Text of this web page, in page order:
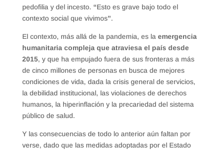
pedofilia y del incesto. “Esto es grave bajo todo el
contexto social que vivimos”.
El contexto, más allá de la pandemia, es la emergencia
humanitaria compleja que atraviesa el país desde
2015, y que ha empujado fuera de sus fronteras a más
de cinco millones de personas en busca de mejores
condiciones de vida, dada la crisis general de servicios,
la debilidad institucional, las violaciones de derechos
humanos, la hiperinflación y la precariedad del sistema
público de salud.
Y las consecuencias de todo lo anterior aún faltan por
verse, dado que las medidas adoptadas por el Estado